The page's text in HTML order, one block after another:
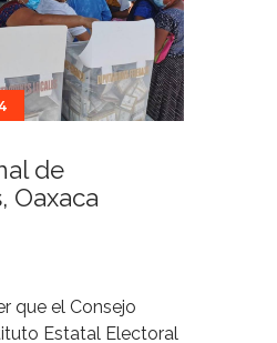
de
Oaxaca
que el Consejo
Estatal Electoral